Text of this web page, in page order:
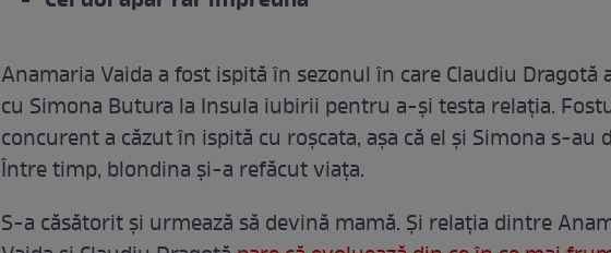
Anamaria Vaida a fost ispită în sezonul în care Claudiu Dragotă
cu Simona Butura la Insula iubirii pentru a-și testa relația.
concurent a căzut în ispită cu roșcata, așa că el și Simona s-au
Între timp, blondina și-a refăcut viața.
S-a căsătorit și urmează să devină mamă. Și relația dintre